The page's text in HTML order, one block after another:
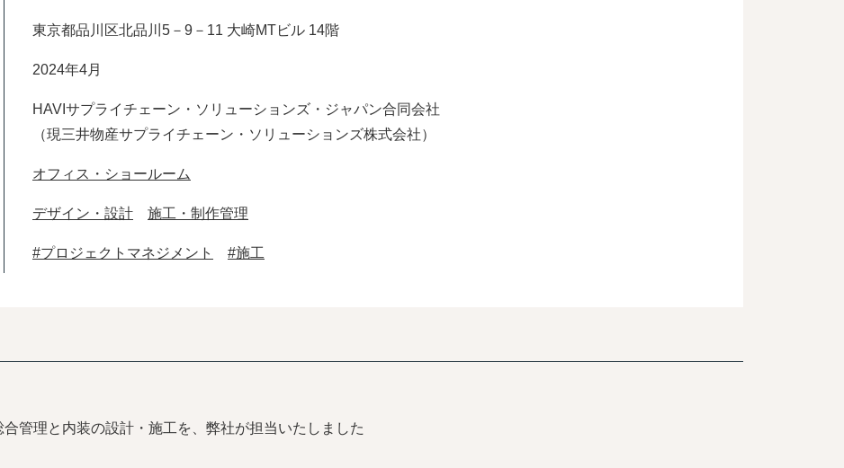
東京都品川区北品川5－9－11 大崎MTビル 14階
2024年4月
HAVIサプライチェーン・ソリューションズ・ジャパン合同会社
（現三井物産サプライチェーン・ソリューションズ株式会社）
オフィス・ショールーム
デザイン・設計 施工・制作管理
#プロジェクトマネジメント #施工
管理と内装の設計・施工を、弊社が担当いたしました